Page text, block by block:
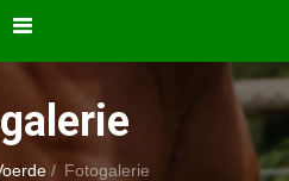
/ Fotogalerie